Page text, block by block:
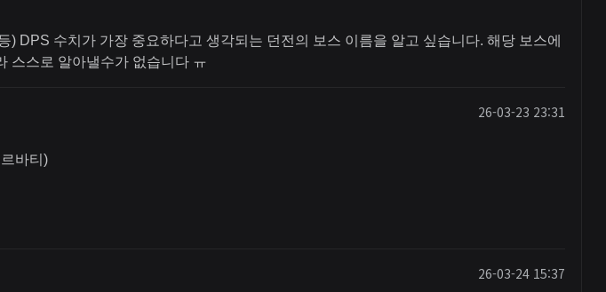
DPS 수치가 가장 중요하다고 생각되는 던전의 보스 이름을 알고 싶습니다. 해당 보스에
스스로 알아낼수가 없습니다 ㅠ
26-03-23 23:31
바티)
26-03-24 15:37